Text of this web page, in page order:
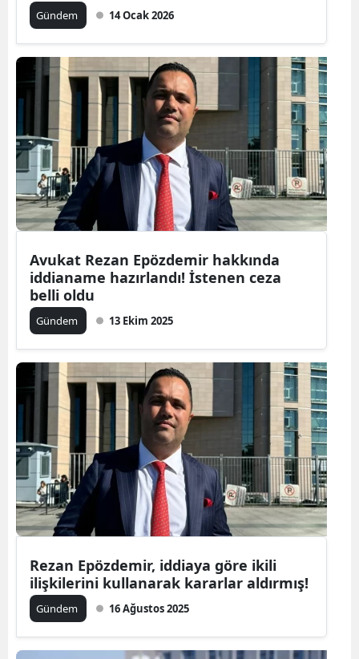
Gündem 14 Ocak 2026
Avukat Rezan Epözdemir hakkında
iddianame hazırlandı! İstenen ceza
belli oldu
Gündem 13 Ekim 2025
Rezan Epözdemir, iddiaya göre ikili
ilişkilerini kullanarak kararlar aldırmış!
Gündem 16 Ağustos 2025